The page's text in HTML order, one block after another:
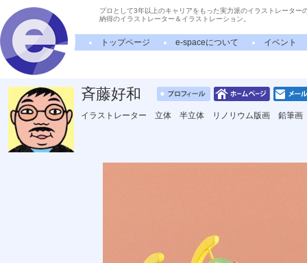
プロとして3年以上のキャリアをもった実力派のイラストレーター
納得のイラストレーター＆イラストレーション。
トップページ e-spaceについて イベント
斉藤好和
イラストレーター 立体 半立体 リノリウム版画 鉛筆画